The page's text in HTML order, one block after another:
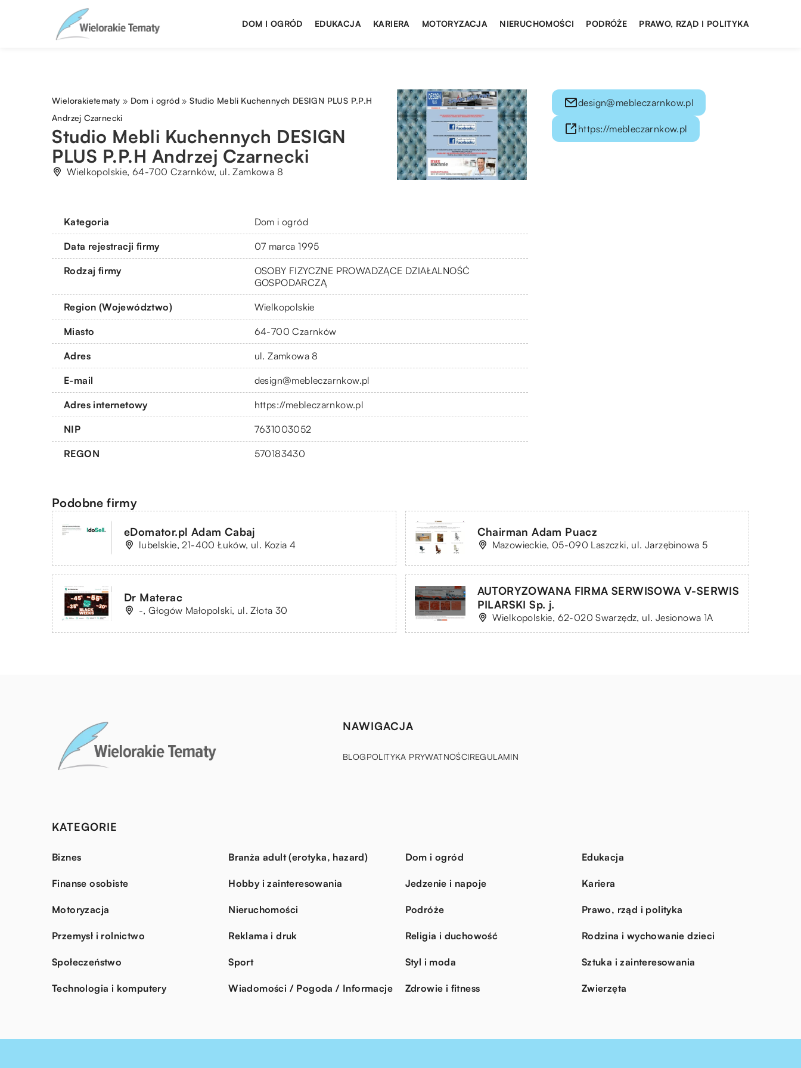
DOM I OGRÓD EDUKACJA KARIERA MOTORYZACJA NIERUCHOMOŚCI PODRÓŻE PRAWO, RZĄD I POLITYKA
Wielorakietematy » Dom i ogród »Studio Mebli Kuchennych DESIGN PLUS P.P.H
Andrzej Czarnecki
Studio Mebli Kuchennych DESIGN
PLUS P.P.H Andrzej Czarnecki
Wielkopolskie, 64-700 Czarnków, ul. Zamkowa 8
Kategoria Dom i ogród
Data rejestracji firmy 07 marca 1995
Rodzaj firmy
OSOBY FIZYCZNE PROWADZĄCE DZIAŁALNOŚĆ
GOSPODARCZĄ
Region (Województwo) Wielkopolskie
Miasto 64-700 Czarnków
Adres ul. Zamkowa 8
E-mail design@mebleczarnkow.pl
Adres internetowy https://mebleczarnkow.pl
NIP 7631003052
REGON 570183430
design@mebleczarnkow.pl
https://mebleczarnkow.pl
Podobne firmy
eDomator.pl Adam Cabaj
lubelskie, 21-400 Łuków, ul. Kozia 4
Chairman Adam Puacz
Mazowieckie, 05-090 Laszczki, ul. Jarzębinowa 5
Dr Materac
-, Głogów Małopolski, ul. Złota 30
AUTORYZOWANA FIRMA SERWISOWA V-SERWIS
PILARSKI Sp. j.
Wielkopolskie, 62-020 Swarzędz, ul. Jesionowa 1A
NAWIGACJA
BLOGPOLITYKA PRYWATNOŚCIREGULAMIN
KATEGORIE
Biznes Branża adult (erotyka, hazard) Dom i ogród Edukacja
Finanse osobiste Hobby i zainteresowania Jedzenie i napoje Kariera
Motoryzacja Nieruchomości Podróże Prawo, rząd i polityka
Przemysł i rolnictwo Reklama i druk Religia i duchowość Rodzina i wychowanie dzieci
Społeczeństwo Sport Styl i moda Sztuka i zainteresowania
Technologia i komputery Wiadomości / Pogoda / Informacje Zdrowie i fitness Zwierzęta